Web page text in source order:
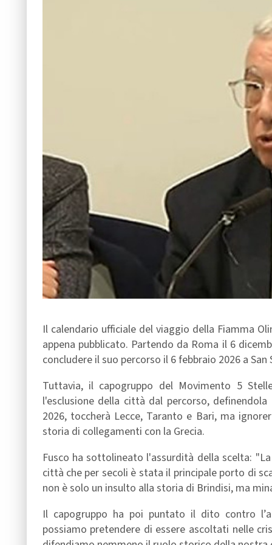
Il calendario ufficiale del viaggio della Fiamma
appena pubblicato. Partendo da Roma il 6
concludere il suo percorso il 6 febbraio 2026 a
Tuttavia, il capogruppo del Movimento 5
l'esclusione della città dal percorso,
2026, toccherà Lecce, Taranto e Bari, ma
storia di collegamenti con la Grecia.
Fusco ha sottolineato l'assurdità della scelta:
città che per secoli è stata il principale porto di
non è solo un insulto alla storia di Brindisi, ma
Il capogruppo ha poi puntato il dito contro
possiamo pretendere di essere ascoltati nelle